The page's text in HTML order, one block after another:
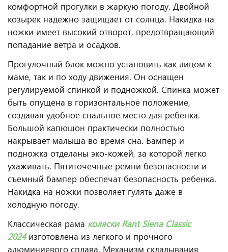
комфортной прогулки в жаркую погоду. Двойной
козырек надежно защищает от солнца. Накидка на
ножки имеет высокий отворот, предотвращающий
попадание ветра и осадков.
Прогулочный блок можно установить как лицом к
маме, так и по ходу движения. Он оснащен
регулируемой спинкой и подножкой. Спинка может
быть опущена в горизонтальное положение,
создавая удобное спальное место для ребенка.
Большой капюшон практически полностью
накрывает малыша во время сна. Бампер и
подножка отделаны эко-кожей, за которой легко
ухаживать. Пятиточечные ремни безопасности и
съемный бампер обеспечат безопасность ребенка.
Накидка на ножки позволяет гулять даже в
холодную погоду.
Классическая рама коляски Rant Siena Classic
2024изготовлена из легкого и прочного
алюминиевого сплава. Механизм складывания